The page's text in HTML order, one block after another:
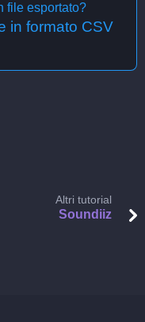
file esportato?
in formato CSV
Altri tutorial
Soundiiz